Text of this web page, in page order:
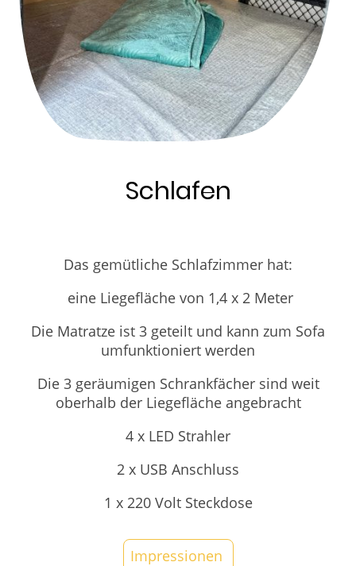
Schlafen
Das gemütliche Schlafzimmer hat:
eine Liegefläche von 1,4 x 2 Meter
Die Matratze ist 3 geteilt und kann zum Sofa
umfunktioniert werden
Die 3 geräumigen Schrankfächer sind weit
oberhalb der Liegefläche angebracht
4 x LED Strahler
2 x USB Anschluss
1 x 220 Volt Steckdose
Impressionen